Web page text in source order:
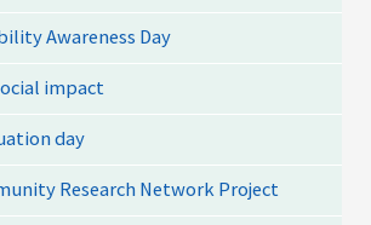
Awareness Day
impact
day
Research Network Project